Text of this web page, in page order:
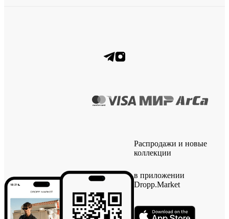
Распродажи и новые
коллекции
в приложении
Dropp.Market